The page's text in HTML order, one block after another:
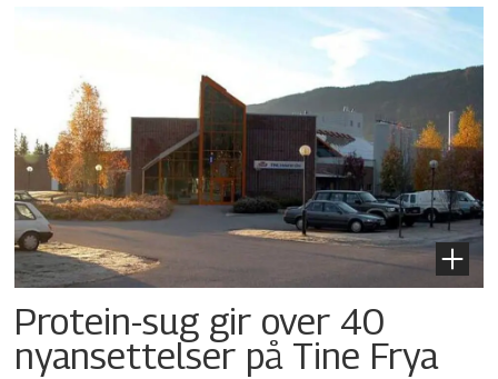
Protein-sug gir over 40
nyansettelser på Tine Frya